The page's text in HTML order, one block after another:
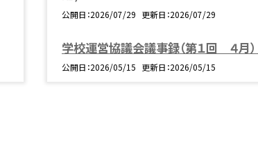
公開日 2026/07/29 更新日 2026/07/29
学校運営協議会議事録（第１回 ４月）
公開日 2026/05/15 更新日 2026/05/15